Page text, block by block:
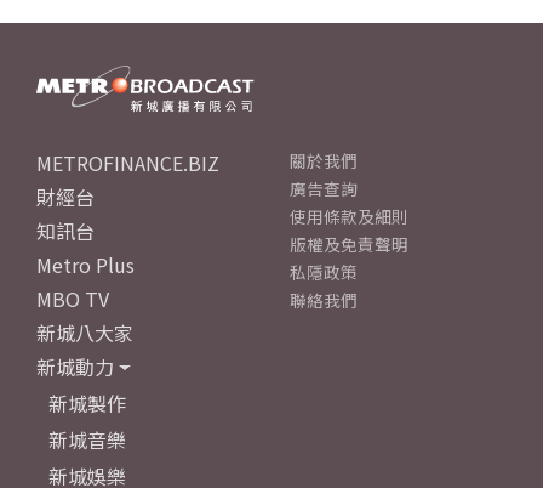
METROFINANCE.BIZ
財經台
知訊台
Metro Plus
MBO TV
新城八大家
新城動力
新城製作
新城音樂
新城娛樂
關於我們
廣告查詢
使用條款及細則
版權及免責聲明
私隱政策
聯絡我們